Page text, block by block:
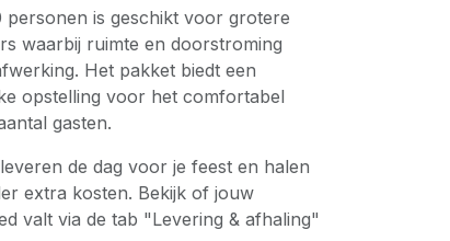
is geschikt voor grotere
waarbij ruimte en doorstroming
Het pakket biedt een
opstelling voor het comfortabel
gasten.
de dag voor je feest en halen
extra kosten. Bekijk of jouw
valt via de tab "Levering & afhaling"